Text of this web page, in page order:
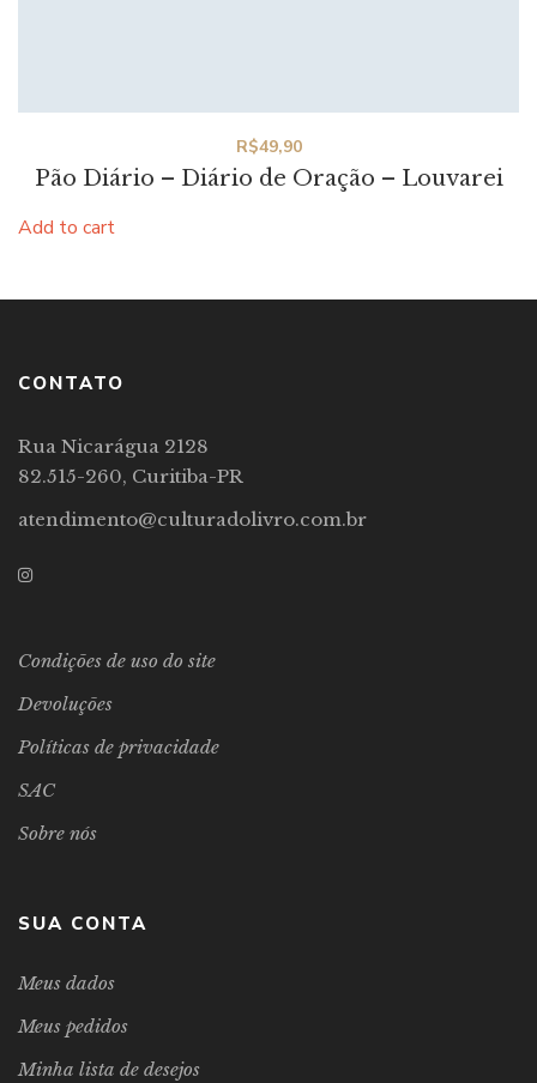
Pão Diário – Diário de Oração – Louvarei
R$49,90
Add to cart
CONTATO
Rua Nicarágua 2128
82.515-260, Curitiba-PR
atendimento@culturadolivro.com.br
Condições de uso do site
Devoluções
Políticas de privacidade
SAC
Sobre nós
SUA CONTA
Meus dados
Meus pedidos
Minha lista de desejos